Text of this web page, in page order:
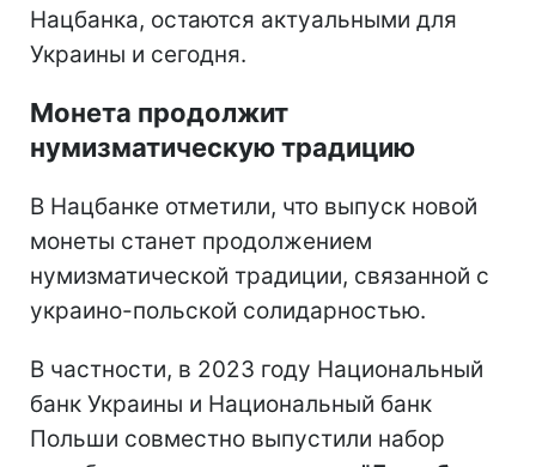
Нацбанка, остаются актуальными для
Украины и сегодня.
Монета продолжит
нумизматическую традицию
В Нацбанке отметили, что выпуск новой
монеты станет продолжением
нумизматической традиции, связанной с
украино-польской солидарностью.
В частности, в 2023 году Национальный
банк Украины и Национальный банк
Польши совместно выпустили набор